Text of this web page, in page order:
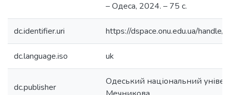
– Одеса, 2024. – 75 с.
dc.identifier.uri https://dspace.onu.edu.ua/
dc.language.iso uk
dc.publisher
Одеський національний